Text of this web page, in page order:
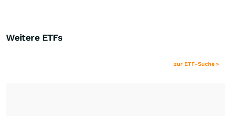
Weitere ETFs
zur ETF-Suche »